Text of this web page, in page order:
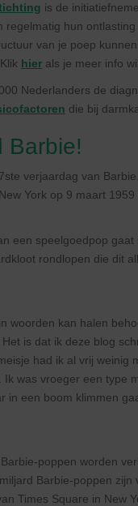
is de
regelmatig hun
van je poep
hier als je meer info
Nederlanders de
die bij
Barbie!
verjaardag van
York op 9 maart
een speelgoedpop
rondlopen die dit
woorden kan halen
Het is dat ik deze blog
had ik al vrij
was vroeger een type
in een boom klimmen
poppen worden
Barbie-poppen
Times Square in New